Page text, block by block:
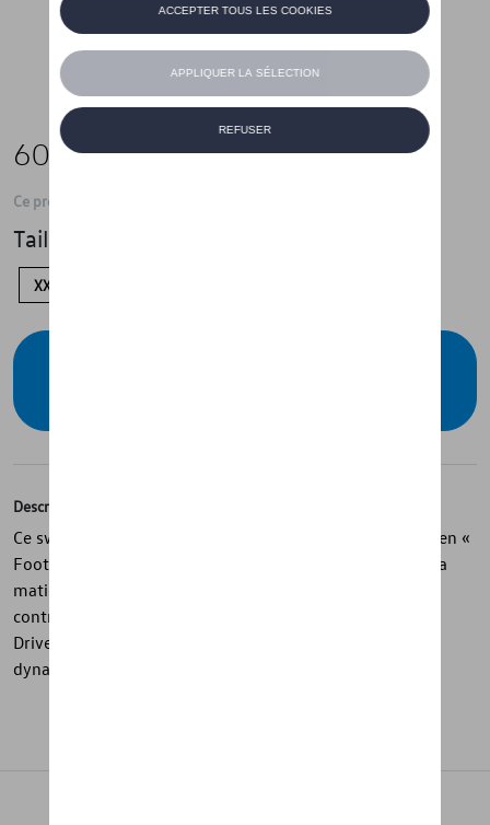
60,00 €
Ce produit n'est actuellement pas de stock
Taille
XXL
Description
Ce sweat à capuche bleu foncé de la collection Volkswagen «
Football Drop » associe confort et style sportif grâce à sa
matière en polaire diagonale 100 % coton. Les cordons
contrastés ainsi que le grand logo VW et le slogan « We
Drive Football » imprimés à l’avant apportent une allure
dynamique et moderne.